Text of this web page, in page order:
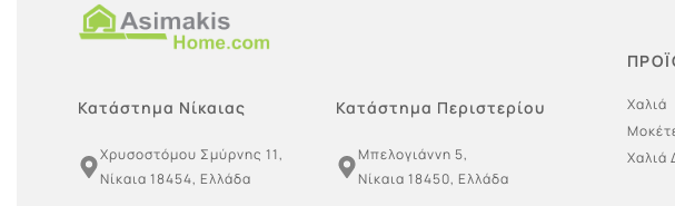
Κατάστημα Νίκαιας Κατάστημα Περιστερίου
Χρυσοστόμου Σμύρνης 11,
Νίκαια 18454, Ελλάδα
Μπελογιάννη 5,
Νίκαια 18450, Ελλάδα
Χαλιά
Χαλιά